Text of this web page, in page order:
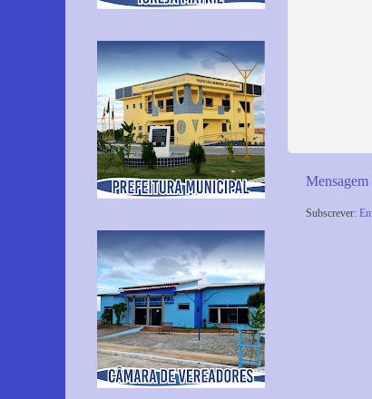
Mensagem
Subscrever: